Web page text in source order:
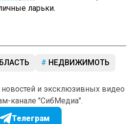
ларьки.
НЕДВИЖИМОТЬ
и эксклюзивных видео
канале "СибМедиа".
Телеграм